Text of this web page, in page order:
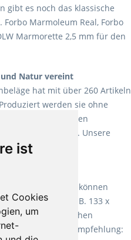
ist
Cookies
um
gibt es noch das klassische
Marmoleum Real, Forbo
Marmorette 2,5 mm für den
und Natur vereint
hat mit über 260 Artikeln
werden sie ohne
Mit allen verfügbaren
attraktiv. Unsere
XXL.
lange vor. Sie können
kaufen, z.B. 133 x
aufgrund der weichen
Unsere Empfehlung: